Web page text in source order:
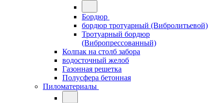
Бордюр
бордюр тротуарный (Вибролитьевой)
Тротуарный бордюр
(Вибропрессованный)
Колпак на столб забора
водосточный желоб
Газонная решетка
Полусфера бетонная
Пиломатериалы